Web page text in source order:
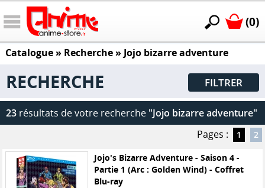
(0)
Catalogue» Recherche » Jojo bizarre adventure
RECHERCHE FILTRER
23 résultats de votre recherche "Jojo bizarre adventure"
Pages :
1 2
Jojo's Bizarre Adventure - Saison 4 -
Partie 1 (Arc : Golden Wind) - Coffret
Blu-ray